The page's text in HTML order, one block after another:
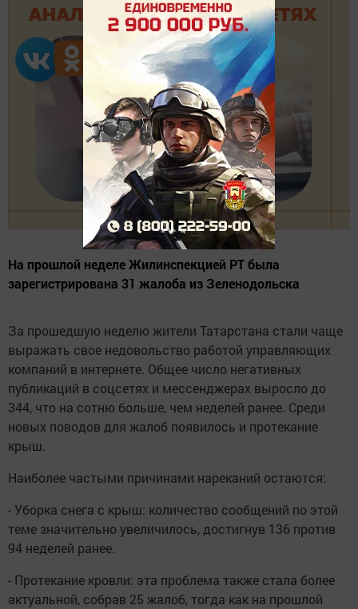
На прошлой неделе Жилинспекцией РТ была
зарегистрирована 31 жалоба из Зеленодольска
За прошедшую неделю жители Татарстана стали чаще
выражать свое недовольство работой управляющих
компаний в интернете. Общее число негативных
публикаций в соцсетях и мессенджерах выросло до
344, что на сотню больше, чем неделей ранее. Среди
новых поводов для жалоб появилось и протекание
крыш.
Наиболее частыми причинами нареканий остаются:
- Уборка снега с крыш: количество сообщений по этой
теме значительно увеличилось, достигнув 136 против
94 неделей ранее.
- Протекание кровли: эта проблема также стала более
актуальной, собрав 25 жалоб, тогда как на прошлой